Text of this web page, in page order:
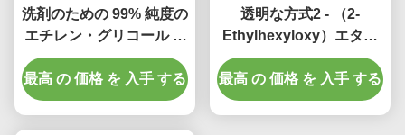
洗剤のための 99% 純度の
エチレン・グリコール 2-
エチルヘキシル のエーテ
ルの分子方式 C10H22O2
最高 の 価格 を 入手 する
透明な方式2 - （2-
Ethylhexyloxy）エタノ
ールCAS NO 1559-35-9
最高 の 価格 を 入手 する